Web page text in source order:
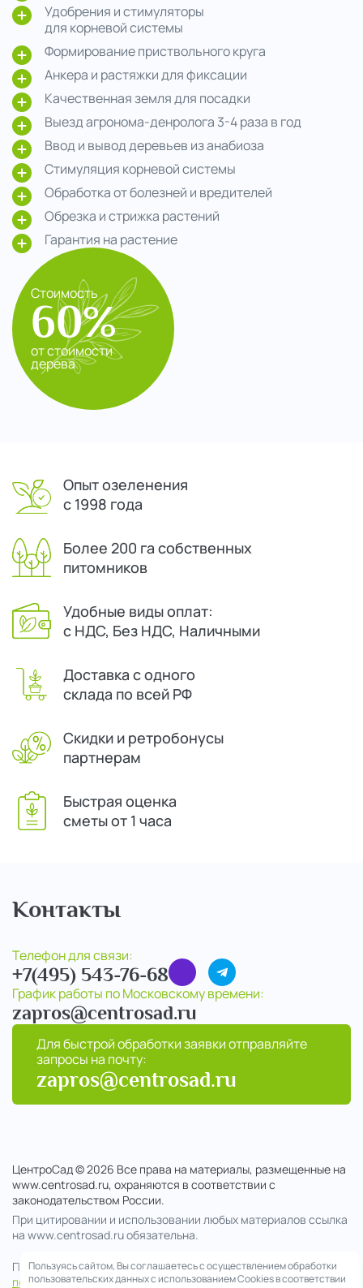
Удобрения и стимуляторы
для корневой системы
Формирование приствольного круга
Анкера и растяжки для фиксации
Качественная земля для посадки
Выезд агронома-денролога 3-4 раза в год
Ввод и вывод деревьев из анабиоза
Стимуляция корневой системы
Обработка от болезней и вредителей
Обрезка и стрижка растений
Гарантия на растение
Стоимость
60%
от стоимости
дерева
Опыт озеленения
с 1998 года
Более 200 га собственных
питомников
Удобные виды оплат:
с НДС, Без НДС, Наличными
Доставка с одного
склада по всей РФ
Скидки и ретробонусы
партнерам
Быстрая оценка
сметы от 1 часа
Контакты
Телефон для связи:
+7(495) 543-76-68
График работы по Московскому времени:
zapros@centrosad.ru
Для быстрой обработки заявки отправляйте
запросы на почту:
zapros@centrosad.ru
ЦентроСад © 2026 Все права на материалы, размещенные на
www.centrosad.ru, охраняются в соответствии с
законодательством России.
При цитировании и использовании любых материалов ссылка
на www.centrosad.ru обязательна.
Продолжая посещение сайта , вы соглашаетесь на обработку
персональных данных
Пользуясь сайтом, Вы соглашаетесь с осуществлением обработки
пользовательских данных с использованием Cookies в соответствии